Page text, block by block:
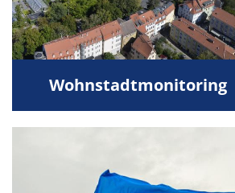
Wohnstadtmonitoring